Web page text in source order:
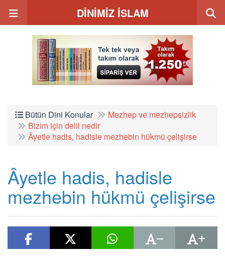
DİNİMİZ İSLAM
Bütün Dini Konular
Mezhep ve mezhepsizlik
Bizim için delil nedir
Âyetle hadis, hadisle mezhebin hükmü çelişirse
Âyetle hadis, hadisle
mezhebin hükmü çelişirse